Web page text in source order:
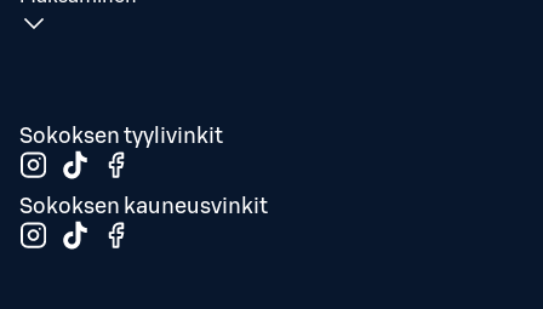
Sokoksen tyylivinkit
Sokoksen kauneusvinkit